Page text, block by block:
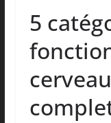
5